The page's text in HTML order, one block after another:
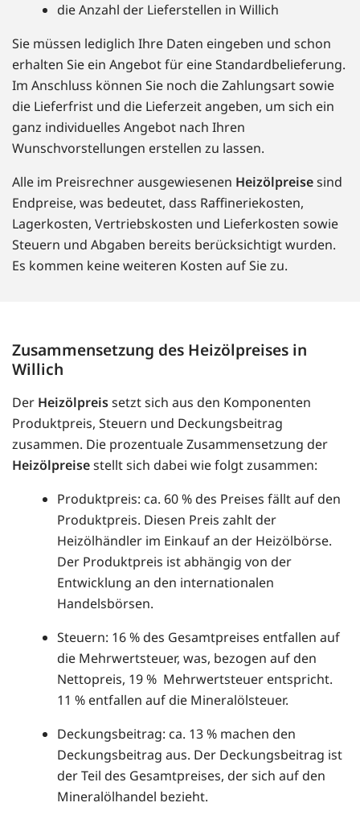
die Anzahl der Lieferstellen in Willich
Sie müssen lediglich Ihre Daten eingeben und schon
erhalten Sie ein Angebot für eine Standardbelieferung.
Im Anschluss können Sie noch die Zahlungsart sowie
die Lieferfrist und die Lieferzeit angeben, um sich ein
ganz individuelles Angebot nach Ihren
Wunschvorstellungen erstellen zu lassen.
Alle im Preisrechner ausgewiesenen Heizölpreisesind
Endpreise, was bedeutet, dass Raffineriekosten,
Lagerkosten, Vertriebskosten und Lieferkosten sowie
Steuern und Abgaben bereits berücksichtigt wurden.
Es kommen keine weiteren Kosten auf Sie zu.
Zusammensetzung des Heizölpreises in
Willich
Der Heizölpreissetzt sich aus den Komponenten
Produktpreis, Steuern und Deckungsbeitrag
zusammen. Die prozentuale Zusammensetzung der
Heizölpreisestellt sich dabei wie folgt zusammen:
Produktpreis: ca. 60 % des Preises fällt auf den
Produktpreis. Diesen Preis zahlt der
Heizölhändler im Einkauf an der Heizölbörse.
Der Produktpreis ist abhängig von der
Entwicklung an den internationalen
Handelsbörsen.
Steuern: 16 % des Gesamtpreises entfallen auf
die Mehrwertsteuer, was, bezogen auf den
Nettopreis, 19 % Mehrwertsteuer entspricht.
11 % entfallen auf die Mineralölsteuer.
Deckungsbeitrag: ca. 13 % machen den
Deckungsbeitrag aus. Der Deckungsbeitrag ist
der Teil des Gesamtpreises, der sich auf den
Mineralölhandel bezieht.